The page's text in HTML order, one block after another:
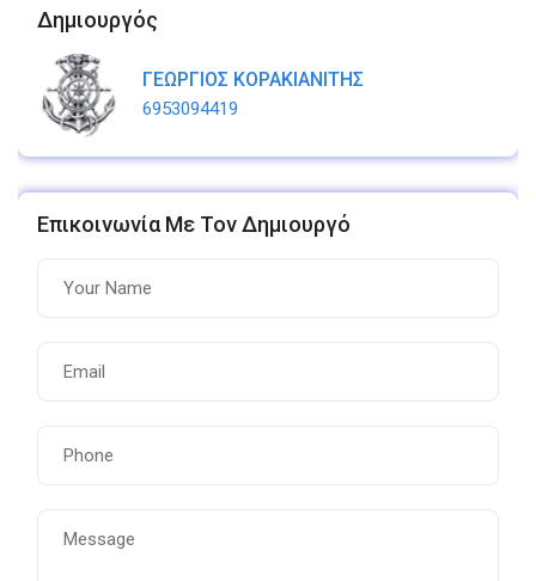
Δημιουργός
ΓΕΩΡΓΙΟΣ ΚΟΡΑΚΙΑΝΙΤΗΣ
6953094419
Επικοινωνία Με Τον Δημιουργό